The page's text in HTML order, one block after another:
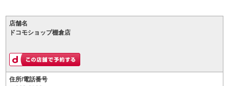
店舗名
ドコモショップ棚倉店
住所/電話番号